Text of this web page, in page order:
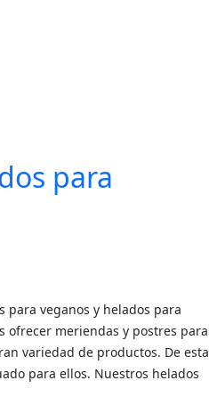
para
para veganos y helados para
ofrecer meriendas y postres para
variedad de productos. De esta
para ellos. Nuestros helados